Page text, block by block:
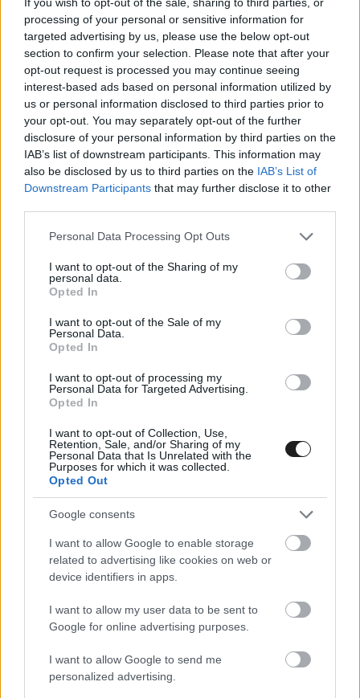
processing of your personal or sensitive information for
targeted advertising by us, please use the below opt-out
section to confirm your selection. Please note that after your
opt-out request is processed you may continue seeing
interest-based ads based on personal information utilized by
us or personal information disclosed to third parties prior to
your opt-out. You may separately opt-out of the further
disclosure of your personal information by third parties on the
IAB’s list of downstream participants. This information may
also be disclosed by us to third parties on the IAB’s List of
Downstream Participants that may further disclose it to other
Please note that this website/app uses one or more Google
not limited to your visit or usage behaviour. You may click to
grant or deny consent to Google and its third-party tags to
use your data for below specified purposes in below Google
consent section.
Personal Data Processing Opt Outs
I want to opt-out of the Sharing of my
personal data.
Opted In
I want to opt-out of the Sale of my
Personal Data.
Opted In
I want to opt-out of processing my
Personal Data for Targeted Advertising.
Opted In
I want to opt-out of Collection, Use,
Retention, Sale, and/or Sharing of my
Personal Data that Is Unrelated with the
Purposes for which it was collected.
Opted Out
Google consents
I want to allow Google to enable storage
related to advertising like cookies on web or
device identifiers in apps.
I want to allow my user data to be sent to
Google for online advertising purposes.
I want to allow Google to send me
personalized advertising.
versenyirányítás döntését. – Nem ez a világ
legjobb érzése. Amikor valami olyan történik,
mint ma, akkor tényleg szörnyű, hogy úgy
teszünk, mintha semmi sem történt volna, és
ugyanúgy visszamegyünk a pályára. Még
MotoGP-versenyzőként is úgy, hogy már
hozzászoktunk az ilyen dolgokhoz. Megértem,
mennünk, de a második után… Nem igazán
ismét versenyezzünk. Ha ugyanazon a futamon
sok értelme újra kimenni. Az emberek egészsége
fontosabb kell legyen a show-nál.”
A tömegbukás, ami után Acosta már nem
folytatta volna a versenyt: